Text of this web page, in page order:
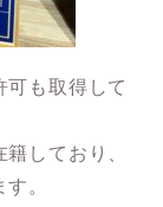
可も取得して
しており、
。